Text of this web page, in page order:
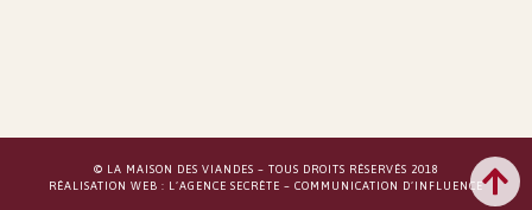
© LA MAISON DES VIANDES – TOUS DROITS RÉSERVÉS 2018
RÉALISATION WEB : L’AGENCE SECRÈTE – COMMUNICATION D’INFLUENCE